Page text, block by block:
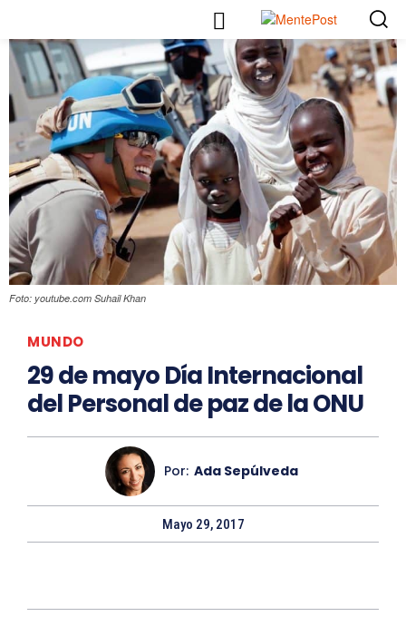
Foto: youtube.com Suhail Khan
MUNDO
29 de mayo Día Internacional
del Personal de paz de la ONU
Por: Ada Sepúlveda
Mayo 29, 2017